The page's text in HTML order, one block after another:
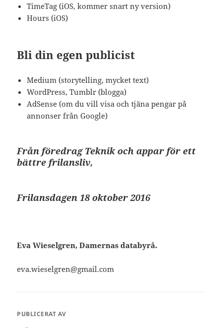
TimeTag (iOS, kommer snart ny version)
Hours (iOS)
Bli din egen publicist
Medium (storytelling, mycket text)
WordPress, Tumblr (blogga)
AdSense (om du vill visa och tjäna pengar på
annonser från Google)
Från föredrag Teknik och appar för ett
bättre frilansliv,
Frilansdagen 18 oktober 2016
Eva Wieselgren, Damernas databyrå.
eva.wieselgren@gmail.com
PUBLICERAT AV